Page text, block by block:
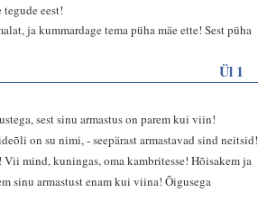
eest!
ja kummardage tema püha mäe ette! Sest püha
Ül 1
sest sinu armastus on parem kui viin!
on su nimi, - seepärast armastavad sind neitsid!
Vii mind, kuningas, oma kambritesse! Hõisakem ja
sinu armastust enam kui viina! Õigusega